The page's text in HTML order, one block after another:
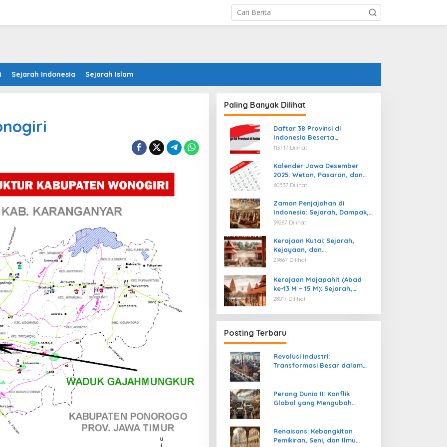
Sejarah Indonesia Sejarah Islam
Paling Banyak Dilihat
Daftar 38 Provinsi di
Indonesia Beserta
Ibukotanya Terbaru
113717 Dilihat
Kalender Jawa Desember
2025: Weton, Pasaran, dan
Hari Baik
60537 Dilihat
Zaman Penjajahan di
Indonesia: Sejarah, Dampak,
dan Perjuangan Menuju
39287 Dilihat
Kerajaan Kutai: Sejarah,
Kejayaan, dan
Peninggalannya (Abad ke-4
29867 Dilihat
Kerajaan Majapahit (Abad
ke-13 M – 15 M): Sejarah,
Kejayaan, dan
28017 Dilihat
Posting Terbaru
Revolusi Industri:
Transformasi Besar dalam
Perang Dunia II: Konflik
Global yang Mengubah
Renaisans: Kebangkitan
Pemikiran, Seni, dan Ilmu